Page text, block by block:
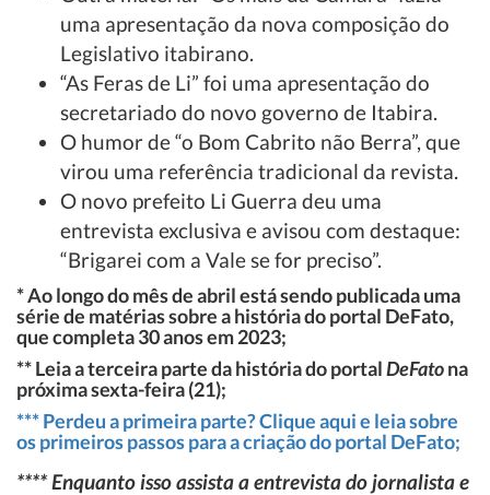
uma apresentação da nova composição do
Legislativo itabirano.
“As Feras de Li” foi uma apresentação do
secretariado do novo governo de Itabira.
O humor de “o Bom Cabrito não Berra”, que
virou uma referência tradicional da revista.
O novo prefeito Li Guerra deu uma
entrevista exclusiva e avisou com destaque:
“Brigarei com a Vale se for preciso”.
* Ao longo do mês de abril está sendo publicada uma
série de matérias sobre a história do portal DeFato,
que completa 30 anos em 2023;
** Leia a terceira parte da história do portalDeFatona
próxima sexta-feira (21);
*** Perdeu a primeira parte? Clique aqui e leia sobre
os primeiros passos para a criação do portal DeFato;
**** Enquanto isso assista a entrevista do jornalista e